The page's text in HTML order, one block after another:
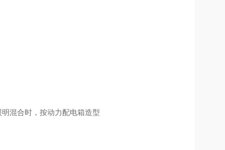
混合时，按动力配电箱造型